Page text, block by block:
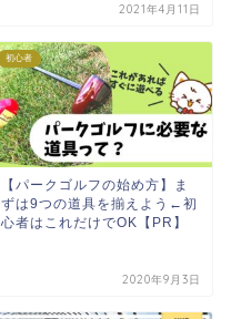
2021年4月11日
初心者
【パークゴルフの始め方】ま
ずは9つの道具を揃えよう←初
心者はこれだけでOK【PR】
2020年9月3日